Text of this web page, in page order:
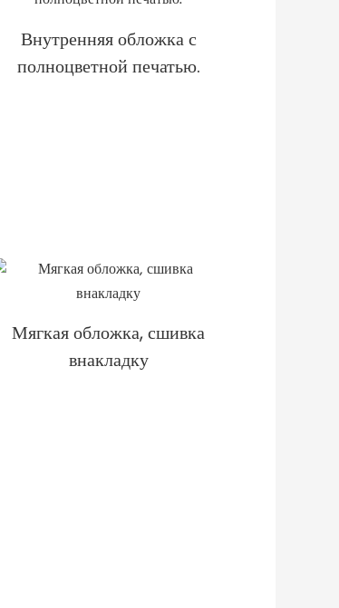
Внутренняя обложка с
полноцветной печатью.
Мягкая обложка, сшивка
внакладку